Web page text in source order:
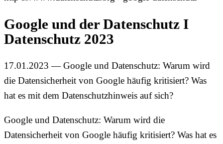
Google und der Datenschutz I
Datenschutz 2023
17.01.2023 — Google und Datenschutz: Warum wird
die Datensicherheit von Google häufig kritisiert? Was
hat es mit dem Datenschutzhinweis auf sich?
Google und Datenschutz: Warum wird die
Datensicherheit von Google häufig kritisiert? Was hat es